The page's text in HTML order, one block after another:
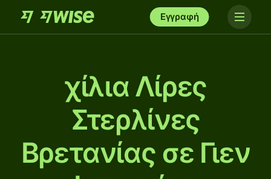
Εγγραφή
χίλια Λίρες
Στερλίνες
Βρετανίας σε Γιεν